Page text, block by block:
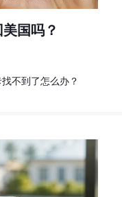
国吗？
不到了怎么办？